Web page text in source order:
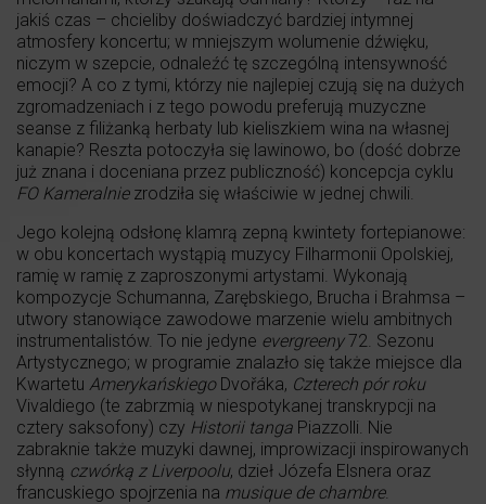
jakiś czas – chcieliby doświadczyć bardziej intymnej
atmosfery koncertu; w mniejszym wolumenie dźwięku,
niczym w szepcie, odnaleźć tę szczególną intensywność
emocji? A co z tymi, którzy nie najlepiej czują się na dużych
zgromadzeniach i z tego powodu preferują muzyczne
seanse z filiżanką herbaty lub kieliszkiem wina na własnej
kanapie? Reszta potoczyła się lawinowo, bo (dość dobrze
już znana i doceniana przez publiczność) koncepcja cyklu
FO Kameralniezrodziła się właściwie w jednej chwili.
Jego kolejną odsłonę klamrą zepną kwintety fortepianowe:
w obu koncertach wystąpią muzycy Filharmonii Opolskiej,
ramię w ramię z zaproszonymi artystami. Wykonają
kompozycje Schumanna, Zarębskiego, Brucha i Brahmsa –
utwory stanowiące zawodowe marzenie wielu ambitnych
instrumentalistów. To nie jedyne evergreeny72. Sezonu
Artystycznego; w programie znalazło się także miejsce dla
Kwartetu AmerykańskiegoDvořáka, Czterech pór roku
Vivaldiego (te zabrzmią w niespotykanej transkrypcji na
cztery saksofony) czy Historii tanga Piazzolli. Nie
zabraknie także muzyki dawnej, improwizacji inspirowanych
słynną czwórką z Liverpoolu, dzieł Józefa Elsnera oraz
francuskiego spojrzenia na musique de chambre.